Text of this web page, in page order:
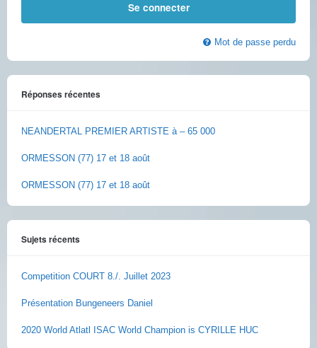
Mot de passe perdu
Réponses récentes
NEANDERTAL PREMIER ARTISTE à – 65 000
ORMESSON (77) 17 et 18 août
ORMESSON (77) 17 et 18 août
Sujets récents
Competition COURT 8./. Juillet 2023
Présentation Bungeneers Daniel
2020 World Atlatl ISAC World Champion is CYRILLE HUC